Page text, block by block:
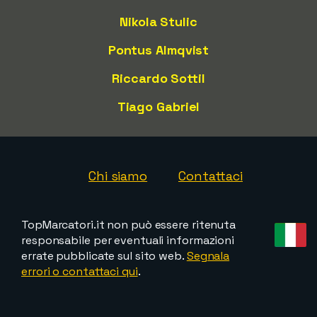
Nikola Stulic
Pontus Almqvist
Riccardo Sottil
Tiago Gabriel
Chi siamo Contattaci
TopMarcatori.it non può essere ritenuta
responsabile per eventuali informazioni
errate pubblicate sul sito web.Segnala
errori o contattaci qui.